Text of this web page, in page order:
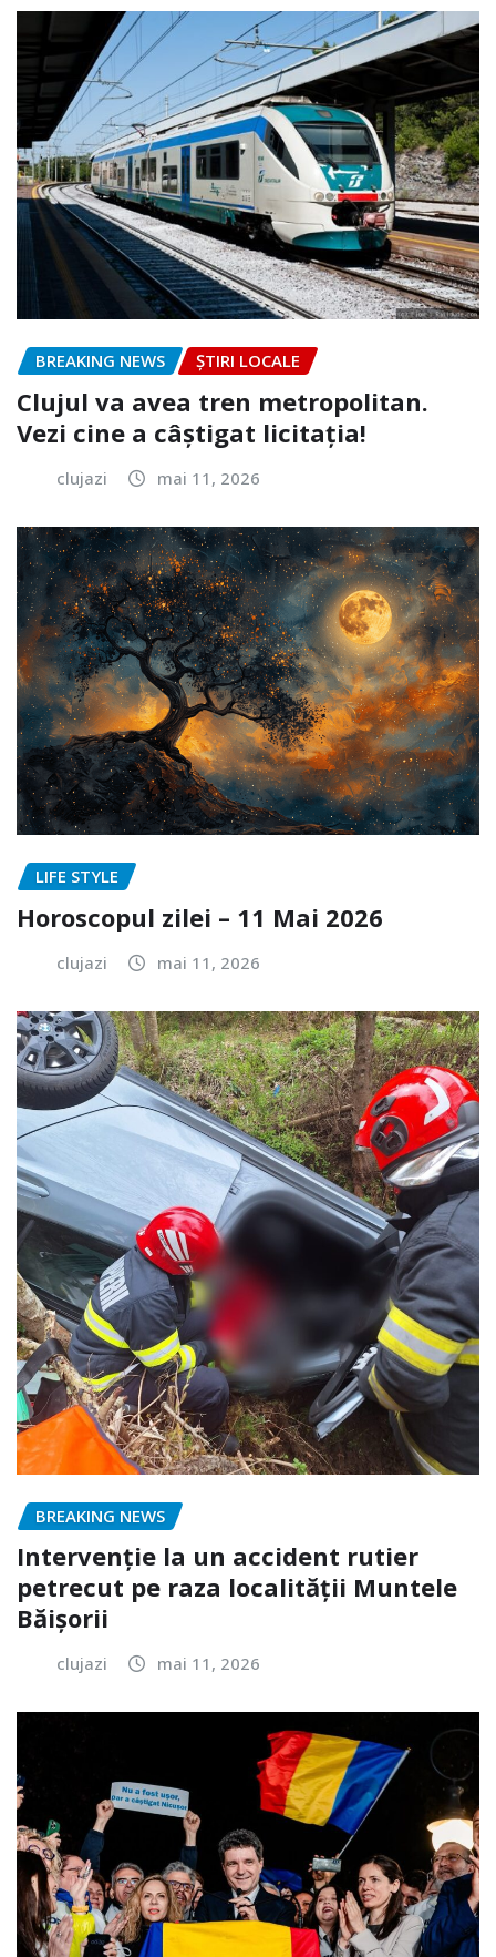
BREAKING NEWS ȘTIRI LOCALE
Clujul va avea tren metropolitan.
Vezi cine a câștigat licitația!
clujazi mai 11, 2026
LIFE STYLE
Horoscopul zilei – 11 Mai 2026
clujazi mai 11, 2026
BREAKING NEWS
Intervenție la un accident rutier
petrecut pe raza localității Muntele
Băișorii
clujazi mai 11, 2026